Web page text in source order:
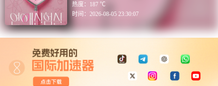
热度：187 ℃
时间：2026-08-05 23:30:07